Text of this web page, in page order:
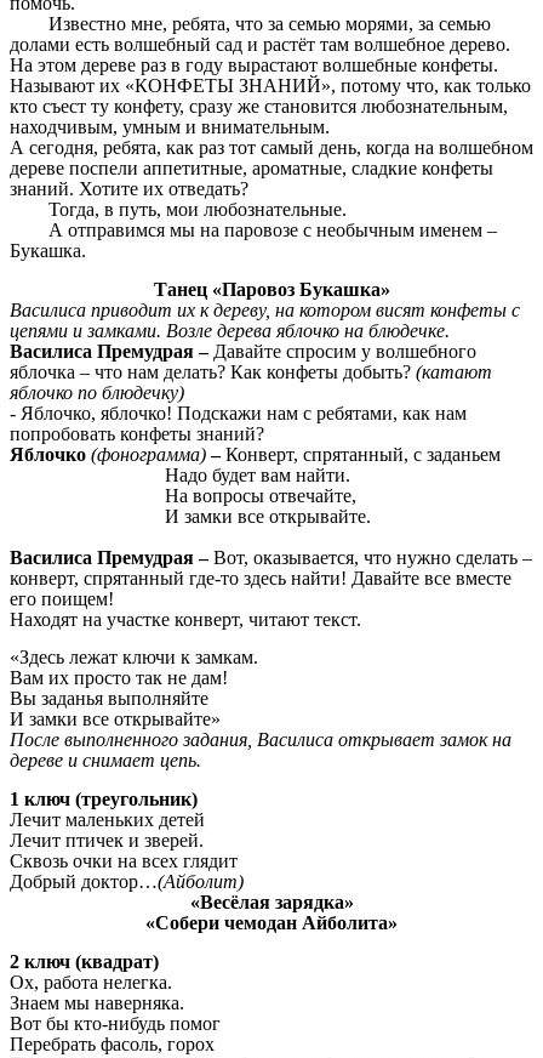
Известно мне, ребята, что за семью морями, за семью
долами есть волшебный сад и растёт там волшебное дерево.
На этом дереве раз в году вырастают волшебные конфеты.
Называют их «КОНФЕТЫ ЗНАНИЙ», потому что, как только
кто съест ту конфету, сразу же становится любознательным,
находчивым, умным и внимательным.
А сегодня, ребята, как раз тот самый день, когда на волшебном
дереве поспели аппетитные, ароматные, сладкие конфеты
знаний. Хотите их отведать?
Тогда, в путь, мои любознательные.
А отправимся мы на паровозе с необычным именем –
Букашка.
Танец «Паровоз Букашка»
Василиса приводит их к дереву, на котором висят конфеты с
цепями и замками. Возле дерева яблочко на блюдечке.
Василиса Премудрая –Давайте спросим у волшебного
яблочка – что нам делать? Как конфеты добыть? (катают
яблочко по блюдечку)
- Яблочко, яблочко! Подскажи нам с ребятами, как нам
попробовать конфеты знаний?
Яблочко (фонограмма)–Конверт, спрятанный, с заданьем
Надо будет вам найти.
На вопросы отвечайте,
И замки все открывайте.
Василиса Премудрая –Вот, оказывается, что нужно сделать –
конверт, спрятанный где-то здесь найти! Давайте все вместе
его поищем!
Находят на участке конверт, читают текст.
«Здесь лежат ключи к замкам.
Вам их просто так не дам!
Вы заданья выполняйте
И замки все открывайте»
После выполненного задания, Василиса открывает замок на
дереве и снимает цепь.
1 ключ (треугольник)
Лечит маленьких детей
Лечит птичек и зверей.
Сквозь очки на всех глядит
Добрый доктор…(Айболит)
«Весёлая зарядка»
«Собери чемодан Айболита»
2 ключ (квадрат)
Ох, работа нелегка.
Знаем мы наверняка.
Вот бы кто-нибудь помог
Перебрать фасоль, горох